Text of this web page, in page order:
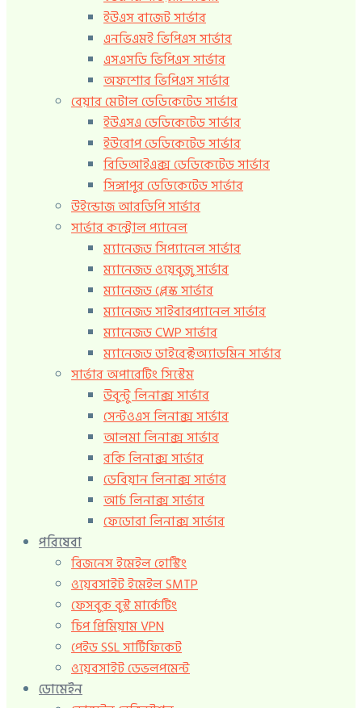
ইউএস বাজেট সার্ভার
এনভিএমই ভিপিএস সার্ভার
এসএসডি ভিপিএস সার্ভার
অফশোর ভিপিএস সার্ভার
বেয়ার মেটাল ডেডিকেটেড সার্ভার
ইউএসএ ডেডিকেটেড সার্ভার
ইউরোপ ডেডিকেটেড সার্ভার
বিডিআইএক্স ডেডিকেটেড সার্ভার
সিঙ্গাপুর ডেডিকেটেড সার্ভার
উইন্ডোজ আরডিপি সার্ভার
সার্ভার কন্ট্রোল প্যানেল
ম্যানেজড সিপ্যানেল সার্ভার
ম্যানেজড ওয়েবুজু সার্ভার
ম্যানেজড প্লেস্ক সার্ভার
ম্যানেজড সাইবারপ্যানেল সার্ভার
ম্যানেজড CWP সার্ভার
ম্যানেজড ডাইরেক্টঅ্যাডমিন সার্ভার
সার্ভার অপারেটিং সিস্টেম
উবুন্টু লিনাক্স সার্ভার
সেন্টওএস লিনাক্স সার্ভার
আলমা লিনাক্স সার্ভার
রকি লিনাক্স সার্ভার
ডেবিয়ান লিনাক্স সার্ভার
আর্চ লিনাক্স সার্ভার
ফেডোরা লিনাক্স সার্ভার
পরিষেবা
বিজনেস ইমেইল হোস্টিং
ওয়েবসাইট ইমেইল SMTP
ফেসবুক বুস্ট মার্কেটিং
চিপ প্রিমিয়াম VPN
পেইড SSL সার্টিফিকেট
ওয়েবসাইট ডেভলপমেন্ট
ডোমেইন